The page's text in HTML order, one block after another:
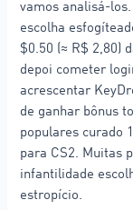
vamos analisá-
escolha
$0.50 (≈ R$ 2,80)
depoi cometer
acrescentar
de ganhar bônus
populares curado
para CS2. Muitas
infantilidade
estropício.